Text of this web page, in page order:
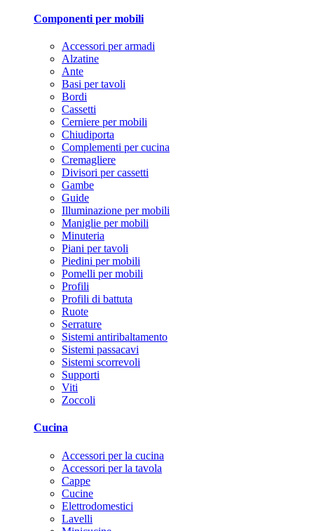
Componenti per mobili
Accessori per armadi
Alzatine
Ante
Basi per tavoli
Bordi
Cassetti
Cerniere per mobili
Chiudiporta
Complementi per cucina
Cremagliere
Divisori per cassetti
Gambe
Guide
Illuminazione per mobili
Maniglie per mobili
Minuteria
Piani per tavoli
Piedini per mobili
Pomelli per mobili
Profili
Profili di battuta
Ruote
Serrature
Sistemi antiribaltamento
Sistemi passacavi
Sistemi scorrevoli
Supporti
Viti
Zoccoli
Cucina
Accessori per la cucina
Accessori per la tavola
Cappe
Cucine
Elettrodomestici
Lavelli